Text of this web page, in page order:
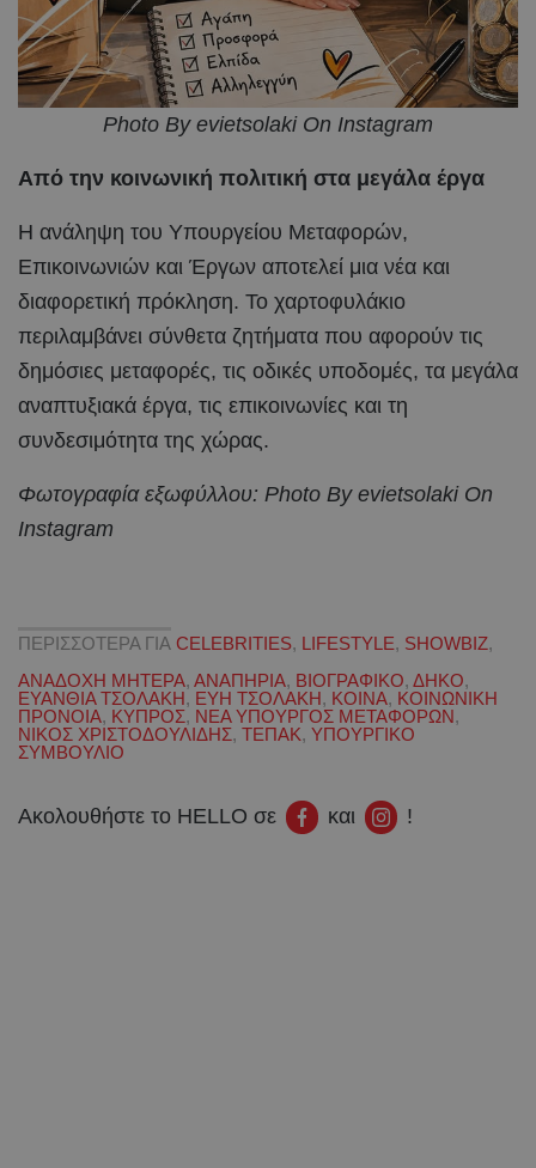
Photo By evietsolaki On Instagram
Από την κοινωνική πολιτική στα μεγάλα έργα
Η ανάληψη του Υπουργείου Μεταφορών,
Επικοινωνιών και Έργων αποτελεί μια νέα και
διαφορετική πρόκληση. Το χαρτοφυλάκιο
περιλαμβάνει σύνθετα ζητήματα που αφορούν τις
δημόσιες μεταφορές, τις οδικές υποδομές, τα μεγάλα
αναπτυξιακά έργα, τις επικοινωνίες και τη
συνδεσιμότητα της χώρας.
Φωτογραφία εξωφύλλου: Photo By evietsolaki On
Instagram
ΠΕΡΙΣΣΟΤΕΡΑ ΓΙΑ CELEBRITIES, LIFESTYLE, SHOWBIZ,
ΑΝΑΔΟΧΗ ΜΗΤΕΡΑ, ΑΝΑΠΗΡΙΑ, ΒΙΟΓΡΑΦΙΚΟ, ΔΗΚΟ,
ΕΥΑΝΘΙΑ ΤΣΟΛΑΚΗ , ΕΥΗ ΤΣΟΛΑΚΗ , ΚΟΙΝΑ, ΚΟΙΝΩΝΙΚΗ
ΠΡΟΝΟΙΑ, ΚΥΠΡΟΣ, ΝΕΑ ΥΠΟΥΡΓΟΣ ΜΕΤΑΦΟΡΩΝ,
ΝΙΚΟΣ ΧΡΙΣΤΟΔΟΥΛΙΔΗΣ, ΤΕΠΑΚ, ΥΠΟΥΡΓΙΚΟ
ΣΥΜΒΟΥΛΙΟ
Ακολουθήστε το HELLO σε και !